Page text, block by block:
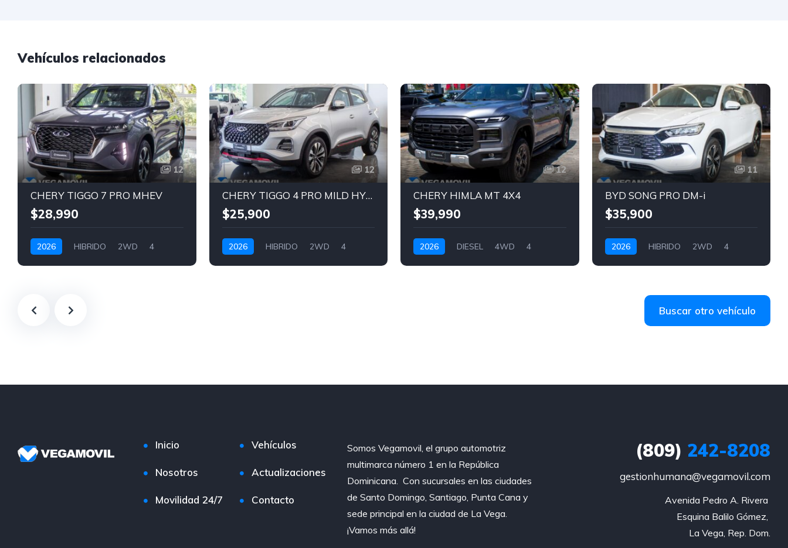
Vehículos relacionados
12
CHERY TIGGO 7 PRO MHEV
$28,990
2026 HIBRIDO 2WD
4
12
CHERY TIGGO 4 PRO MILD HYBRID
$25,900
2026 HIBRIDO 2WD
4
12
CHERY HIMLA MT 4X4
$39,990
2026 DIESEL 4WD
4
11
BYD SONG PRO DM-i
$35,900
2026 HIBRIDO 2WD
4
Buscar otro vehículo
Inicio Vehículos
Nosotros Actualizaciones
Movilidad 24/7 Contacto
Somos Vegamovil, el grupo automotriz
multimarca número 1 en la República
Dominicana⁣. ⁣ Con sucursales en las ciudades
de Santo Domingo, Santiago, Punta Cana y
sede principal en la ciudad de La Vega.
¡Vamos más allá!
(809) 242-8208
gestionhumana@vegamovil.com
Avenida Pedro A. Rivera
Esquina Balilo Gómez,
La Vega, Rep. Dom.